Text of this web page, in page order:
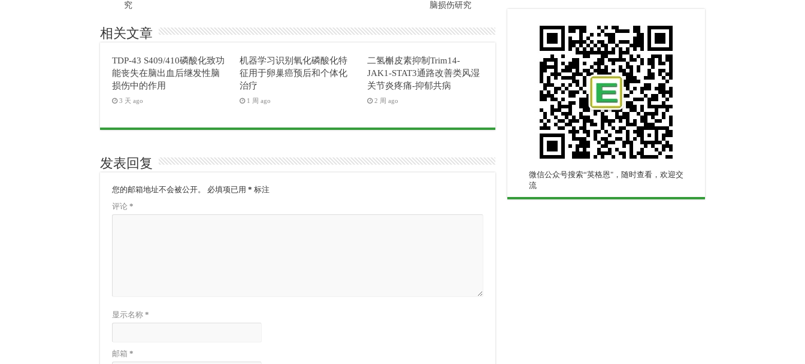
究
脑损伤研究
相关文章
TDP-43 S409/410磷酸化致功
能丧失在脑出血后继发性脑
损伤中的作用
3 天 ago
机器学习识别氧化磷酸化特
征用于卵巢癌预后和个体化
治疗
1 周 ago
二氢槲皮素抑制Trim14-
JAK1-STAT3通路改善类风湿
关节炎疼痛-抑郁共病
2 周 ago
发表回复
您的邮箱地址不会被公开。 必填项已用 * 标注
评论 *
显示名称 *
邮箱 *
微信公众号搜索“英格恩"，随时查看，欢迎交
流